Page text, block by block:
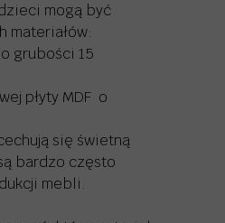
mogą być
materiałów:
grubości 15
płyty MDF o
się świetną
bardzo często
mebli.